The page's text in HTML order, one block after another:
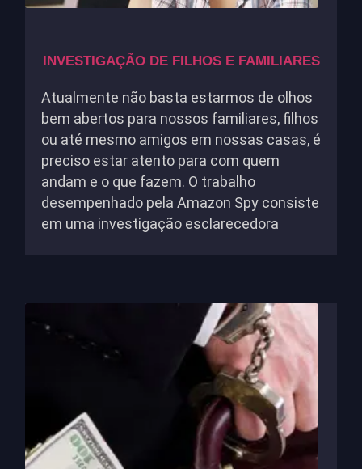
INVESTIGAÇÃO DE FILHOS E FAMILIARES
Atualmente não basta estarmos de olhos
bem abertos para nossos familiares, filhos
ou até mesmo amigos em nossas casas, é
preciso estar atento para com quem
andam e o que fazem. O trabalho
desempenhado pela Amazon Spy consiste
em uma investigação esclarecedora